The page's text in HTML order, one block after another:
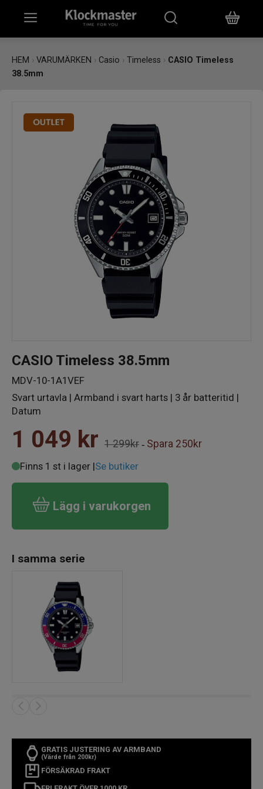
SMYCKEN
PRESENTKORT
HEM › VARUMÄRKEN › Casio › Timeless › CASIO Timeless
38.5mm
CASIO Timeless 38.5mm
MDV-10-1A1VEF
Svart urtavla | Armband i svart harts | 3 år batteritid |
Datum
1 049 kr 1 299kr - Spara 250kr
Finns 1 st i lager |Se butiker
Lägg i varukorgen
I samma serie
GRATIS JUSTERING AV ARMBAND
(Värde från 200kr)
FÖRSÄKRAD FRAKT